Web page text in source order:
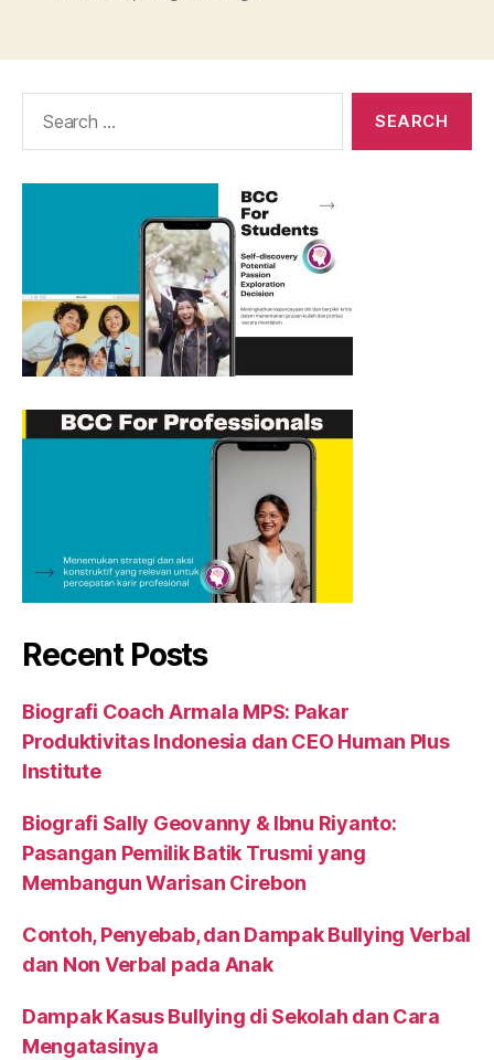
Recent Posts
Biografi Coach Armala MPS: Pakar
Produktivitas Indonesia dan CEO Human Plus
Institute
Biografi Sally Geovanny & Ibnu Riyanto:
Pasangan Pemilik Batik Trusmi yang
Membangun Warisan Cirebon
Contoh, Penyebab, dan Dampak Bullying Verbal
dan Non Verbal pada Anak
Dampak Kasus Bullying di Sekolah dan Cara
Mengatasinya